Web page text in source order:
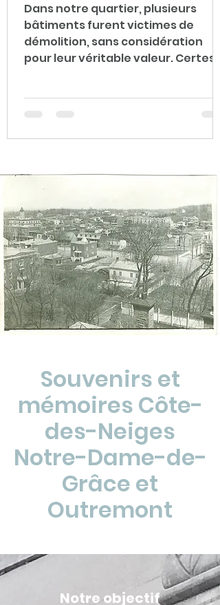
Dans notre quartier, plusieurs
bâtiments furent victimes de
démolition, sans considération
pour leur véritable valeur. Certes, il
passe, et cette valeur se voyait
Certains citoyens les voyaient
comme des bâtiments vétustes et
sans intérêt, tandis que des
spéculateurs y voyaient
l’opportunité de développer d
Souvenirs et
mémoires Côte-
des-Neiges
Notre-Dame-de-
Grâce et
Outremont
Notre objectif